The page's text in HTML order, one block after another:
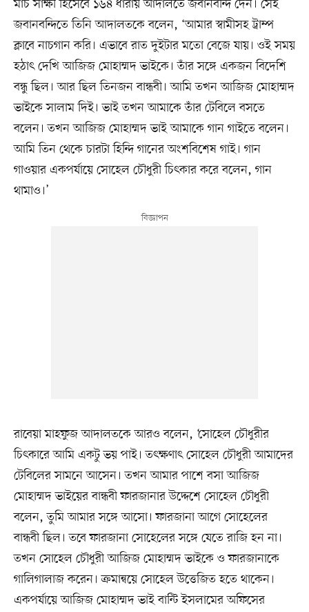
মার্চ সাক্ষী হিসেবে ১৬৪ ধারায় আদালতে জবানবন্দি দেন। সেই
জবানবন্দিতে তিনি আদালতকে বলেন, ‘আমার স্বামীসহ ট্রাম্প
ক্লাবে নাচগান করি। এভাবে রাত দুইটার মতো বেজে যায়। ওই সময়
হঠাৎ দেখি আজিজ মোহাম্মদ ভাইকে। তাঁর সঙ্গে একজন বিদেশি
বন্ধু ছিল। আর ছিল তিনজন বান্ধবী। আমি তখন আজিজ মোহাম্মদ
ভাইকে সালাম দিই। ভাই তখন আমাকে তাঁর টেবিলে বসতে
বলেন। তখন আজিজ মোহাম্মদ ভাই আমাকে গান গাইতে বলেন।
আমি তিন থেকে চারটা হিন্দি গানের অংশবিশেষ গাই। গান
গাওয়ার একপর্যায়ে সোহেল চৌধুরী চিৎকার করে বলেন, গান
থামাও।’
রাবেয়া মাহফুজ আদালতকে আরও বলেন, ‘সোহেল চৌধুরীর
চিৎকারে আমি একটু ভয় পাই। তৎক্ষণাৎ সোহেল চৌধুরী আমাদের
টেবিলের সামনে আসেন। তখন আমার পাশে বসা আজিজ
মোহাম্মদ ভাইয়ের বান্ধবী ফারজানার উদ্দেশে সোহেল চৌধুরী
বলেন, তুমি আমার সঙ্গে আসো। ফারজানা আগে সোহেলের
বান্ধবী ছিল। তবে ফারজানা সোহেলের সঙ্গে যেতে রাজি হন না।
তখন সোহেল চৌধুরী আজিজ মোহাম্মদ ভাইকে ও ফারজানাকে
গালিগালাজ করেন। ক্রমান্বয়ে সোহেল উত্তেজিত হতে থাকেন।
একপর্যায়ে আজিজ মোহাম্মদ ভাই বান্টি ইসলামের অফিসের